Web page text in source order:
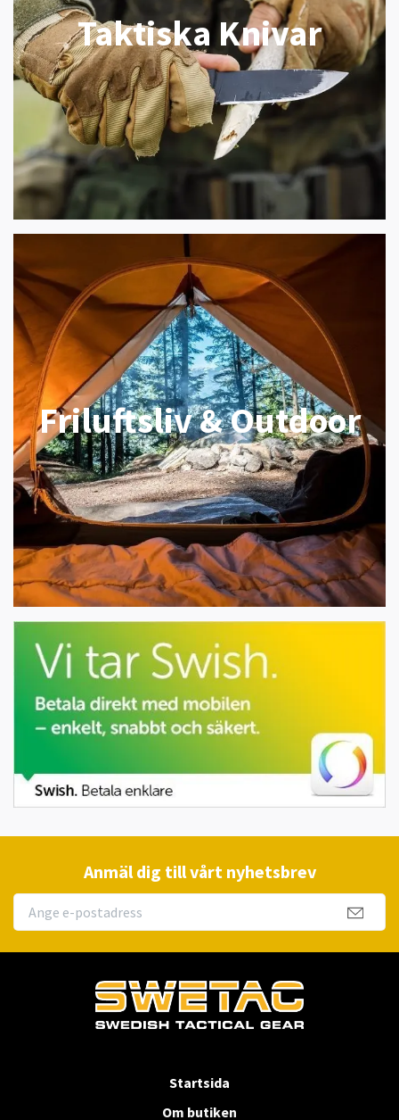
Taktiska Knivar
Friluftsliv & Outdoor
Anmäl dig till vårt nyhetsbrev
Startsida
Om butiken